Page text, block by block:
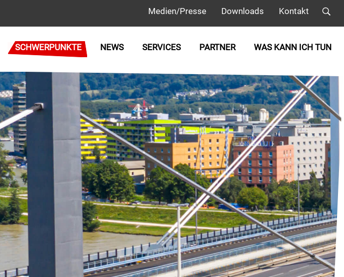
Medien/Presse Downloads Kontakt
SCHWERPUNKTE NEWS SERVICES PARTNER WAS KANN ICH TUN